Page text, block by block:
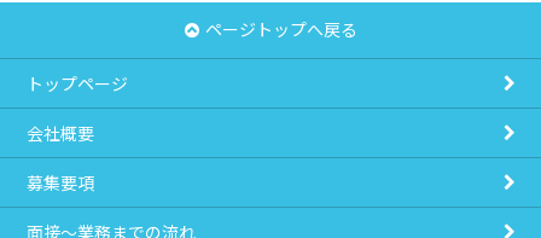
ページトップへ戻る
トップページ
会社概要
募集要項
面接～業務までの流れ